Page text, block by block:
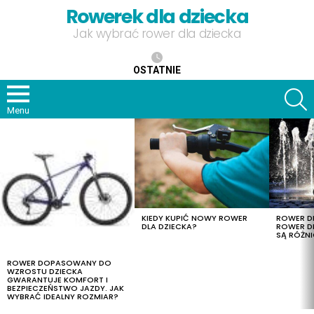
Rowerek dla dziecka
Jak wybrać rower dla dziecka
OSTATNIE
Menu
ROWER DOPASOWANY DO
WZROSTU DZIECKA
GWARANTUJE KOMFORT I
BEZPIECZEŃSTWO JAZDY. JAK
WYBRAĆ IDEALNY ROZMIAR?
KIEDY KUPIĆ NOWY ROWER
DLA DZIECKA?
ROWER
ROWER
SĄ